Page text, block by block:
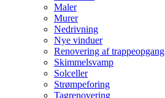
Maler
Murer
Nedrivning
Nye vinduer
Renovering af trappeopgang
Skimmelsvamp
Solceller
Strømpeforing
Tagrenovering